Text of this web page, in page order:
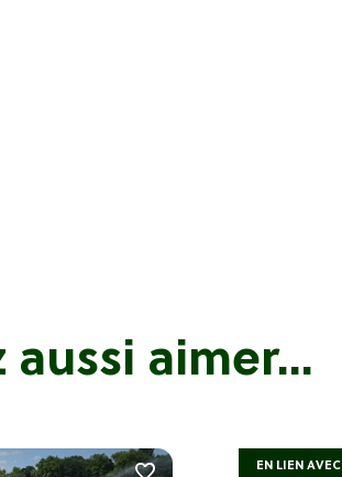
aimer...
EN LIEN AVEC